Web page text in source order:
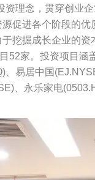
资理念，贯穿创业
促进各个阶段的
挖掘成长企业的
52家。投资项目
、易居中国
、永乐家电